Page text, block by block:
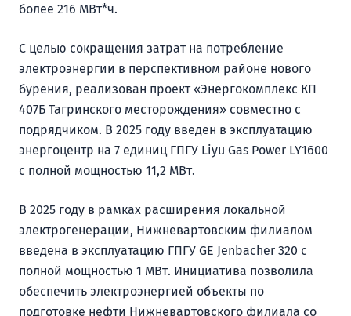
более 216 МВт*ч.
С целью сокращения затрат на потребление
электроэнергии в перспективном районе нового
бурения, реализован проект «Энергокомплекс КП
407Б Тагринского месторождения» совместно с
подрядчиком. В 2025 году введен в эксплуатацию
энергоцентр на 7 единиц ГПГУ Liyu Gas Power LY1600
с полной мощностью 11,2 МВт.
В 2025 году в рамках расширения локальной
электрогенерации, Нижневартовским филиалом
введена в эксплуатацию ГПГУ GE Jenbacher 320 с
полной мощностью 1 МВт. Инициатива позволила
обеспечить электроэнергией объекты по
подготовке нефти Нижневартовского филиала со